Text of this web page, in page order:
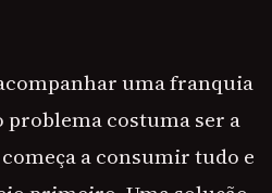
uma franquia
costuma ser a
a consumir tudo e